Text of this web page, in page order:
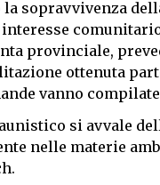
sopravvivenza
provinciale,
ottenuta
vanno
si avvale
nelle materie